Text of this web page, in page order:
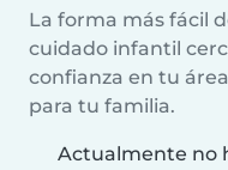
La forma más fácil
cuidado infantil
confianza en tu
para tu familia.
Actualmente no